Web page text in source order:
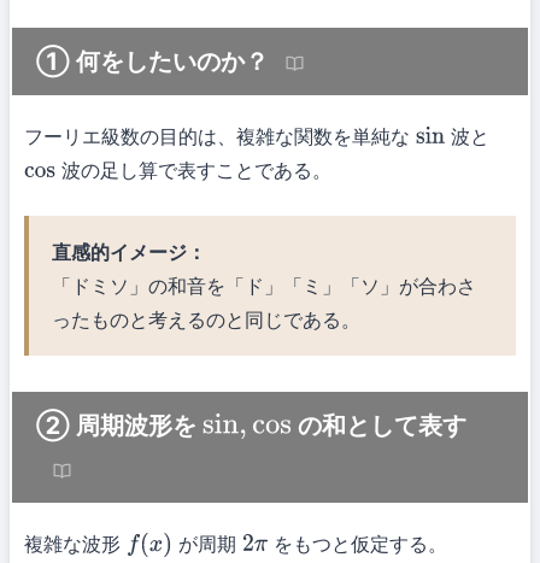
① 何をしたいのか？
フーリエ級数の目的は、複雑な関数を単純な sin 波と
cos 波の足し算で表すことである。
直感的イメージ：
「ドミソ」の和音を「ド」「ミ」「ソ」が合わさ
ったものと考えるのと同じである。
② 周期波形を sin,cos の和として表す
複雑な波形 f(x) が周期 2πをもつと仮定する。